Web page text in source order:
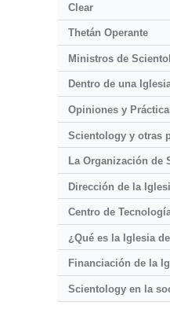
Clear
Thetán Operante
Ministros de
Dentro de una
Opiniones y
Scientology y otras
La Organización de
Dirección de la
Centro de
¿Qué es la Iglesia
Financiación de la
Scientology en la